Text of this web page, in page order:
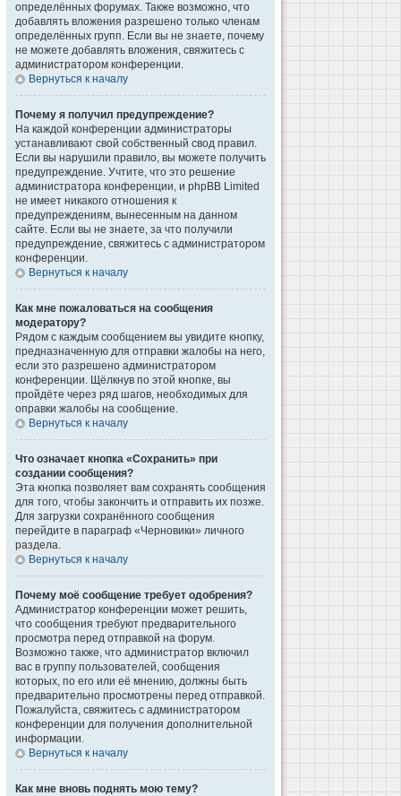
определённых форумах. Также возможно, что
добавлять вложения разрешено только членам
определённых групп. Если вы не знаете, почему
не можете добавлять вложения, свяжитесь с
администратором конференции.
Вернуться к началу
Почему я получил предупреждение?
На каждой конференции администраторы
устанавливают свой собственный свод правил.
Если вы нарушили правило, вы можете получить
предупреждение. Учтите, что это решение
администратора конференции, и phpBB Limited
не имеет никакого отношения к
предупреждениям, вынесенным на данном
сайте. Если вы не знаете, за что получили
предупреждение, свяжитесь с администратором
конференции.
Вернуться к началу
Как мне пожаловаться на сообщения
модератору?
Рядом с каждым сообщением вы увидите кнопку,
предназначенную для отправки жалобы на него,
если это разрешено администратором
конференции. Щёлкнув по этой кнопке, вы
пройдёте через ряд шагов, необходимых для
оправки жалобы на сообщение.
Вернуться к началу
Что означает кнопка «Сохранить» при
создании сообщения?
Эта кнопка позволяет вам сохранять сообщения
для того, чтобы закончить и отправить их позже.
Для загрузки сохранённого сообщения
перейдите в параграф «Черновики» личного
раздела.
Вернуться к началу
Почему моё сообщение требует одобрения?
Администратор конференции может решить,
что сообщения требуют предварительного
просмотра перед отправкой на форум.
Возможно также, что администратор включил
вас в группу пользователей, сообщения
которых, по его или её мнению, должны быть
предварительно просмотрены перед отправкой.
Пожалуйста, свяжитесь с администратором
конференции для получения дополнительной
информации.
Вернуться к началу
Как мне вновь поднять мою тему?